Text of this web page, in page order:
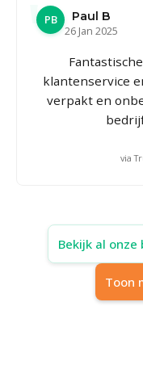
PB
Paul B
26 Jan 2025
klantenservice
verpakt en
via
Bekijk al
Toon